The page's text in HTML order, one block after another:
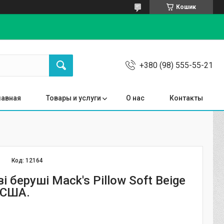
Кошик
+380 (98) 555-55-21
Товары и услуги О нас Контакты
Код:12164
беруші Mack's Pillow Soft Beige
США.